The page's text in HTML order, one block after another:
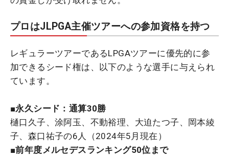
プロはJLPGA主催ツアーへの参加資格を持つ
レギュラーツアーであるLPGAツアーに優先的に参
加できるシード権は、以下のような選手に与えられ
ています。
■永久シード：通算30勝
樋口久子、涂阿玉、不動裕理、大迫たつ子、岡本綾
子、森口祐子の6人（2024年5月現在）
■前年度メルセデスランキング50位まで